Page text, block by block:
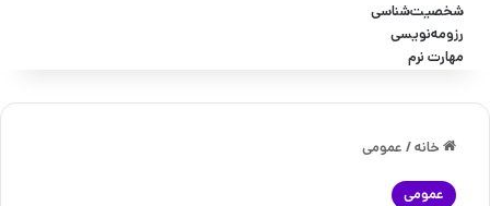
شخصیت‌شناسی
رزومه‌نویسی
مهارت نرم
خانه/ عمومی
عمومی